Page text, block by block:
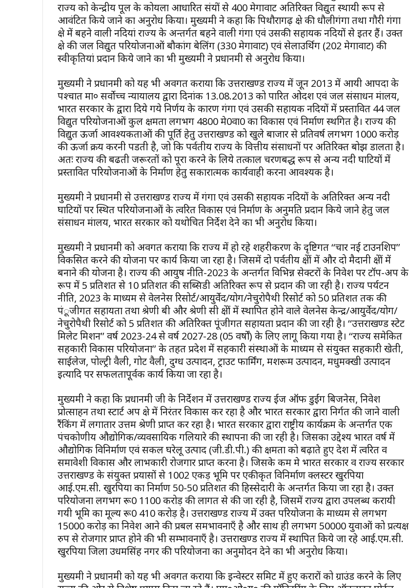
राज्य को केन्द्रीय पूल के कोयला आधारित संयंत्रों से 400 मेगावाट अतिरिक्त विद्युत स्थायी रूप से
आवंटित किये जाने का अनुरोध किया। मुख्यमंत्री ने कहा कि पिथौरागढ़ क्षेत्र की धौलीगंगा तथा गौरी गंगा
क्षेत्र में बहने वाली नदियां राज्य के अन्तर्गत बहने वाली गंगा एवं उसकी सहायक नदियों से इतर हैं। उक्त
क्षेत्र की जल विद्युत परियोजनाओं बौकांग बेलिंग (330 मेगावाट) एवं सेलाउर्थिग (202 मेगावाट) की
स्वीकृतियां प्रदान किये जाने का भी मुख्यमंत्री ने प्रधानमंत्री से अनुरोध किया।
मुख्यमंत्री ने प्रधानमंत्री को यह भी अवगत कराया कि उत्तराखण्ड राज्य में जून 2013 में आयी आपदा के
पश्चात मा० सर्वाेच्च न्यायालय द्वारा दिनांक 13.08.2013 को पारित ओदश एवं जल संसाधन मंत्रालय,
भारत सरकार के द्वारा दिये गये निर्णय के कारण गंगा एवं उसकी सहायक नदियों में प्रस्तावित 44 जल
विद्युत परियोजनाओं कुल क्षमता लगभग 4800 मे0वा0 का विकास एवं निर्माण स्थगित है। राज्य की
विद्युत ऊर्जा आवश्यकताओं की पूर्ति हेतु उत्तराखण्ड को खुले बाजार से प्रतिवर्ष लगभग 1000 करोड़
की ऊर्जा क्रय करनी पडती है, जो कि पर्वतीय राज्य के वित्तीय संसाधनों पर अतिरिक्त बोझ डालता है।
अतः राज्य की बढती जरूरतों को पूरा करने के लिये तत्काल चरणबद्ध रूप से अन्य नदी घाटियों में
प्रस्तावित परियोजनाओं के निर्माण हेतु सकारात्मक कार्यवाही करना आवश्यक है।
मुख्यमंत्री ने प्रधानमंत्री से उत्तराखण्ड राज्य में गंगा एवं उसकी सहायक नदियों के अतिरिक्त अन्य नदी
घाटियों पर स्थित परियोजनाओं के त्वरित विकास एवं निर्माण के अनुमति प्रदान किये जाने हेतु जल
संसाधन मंत्रालय, भारत सरकार को यथोचित निर्देश देने का भी अनुरोध किया।
मुख्यमंत्री ने प्रधानमंत्री को अवगत कराया कि राज्य में हो रहे शहरीकरण के दृष्टिगत ‘‘चार नई टाउनशिप’’
विकसित करने की योजना पर कार्य किया जा रहा है। जिसमें दो पर्वतीय क्षेत्रों में और दो मैदानी क्षेत्रों में
बनाने की योजना है। राज्य की आयुष नीति-2023 के अन्तर्गत विभिन्न सेक्टरों के निवेश पर टॉप-अप के
रूप में 5 प्रतिशत से 10 प्रतिशत की सब्सिडी अतिरिक्त रूप से प्रदान की जा रही है। राज्य पर्यटन
नीति, 2023 के माध्यम से वेलनेस रिसोर्ट/आयुर्वेद/योग/नेचुरोपैथी रिसोर्ट को 50 प्रतिशत तक की
पंूजीगत सहायता तथा श्रेणी बी और श्रेणी सी क्षेत्रों में स्थापित होने वाले वेलनेस केन्द्र/आयुर्वेद/योग/
नेचुरोपैथी रिसोर्ट को 5 प्रतिशत की अतिरिक्त पूंजीगत सहायता प्रदान की जा रही है। ‘‘उत्तराखण्ड स्टेट
मिलेट मिशन’’ वर्ष 2023-24 से वर्ष 2027-28 (05 वर्षों) के लिए लागू किया गया है। ‘‘राज्य समेकित
सहकारी विकास परियोजना’’ के तहत प्रदेश में सहकारी संस्थाओं के माध्यम से संयुक्त सहकारी खेती,
साईलेज, पोल्ट्री वैली, गोट वैली, दुग्ध उत्पादन, ट्राउट फार्मिंग, मशरूम उत्पादन, मधुमक्खी उत्पादन
इत्यादि पर सफलतापूर्वक कार्य किया जा रहा है।
मुख्यमंत्री ने कहा कि प्रधानमंत्री जी के निर्देशन में उत्तराखण्ड राज्य ईज ऑफ डुईंग बिजनेस, निवेश
प्रोत्साहन तथा स्टार्ट अप क्षेत्र में निरंतर विकास कर रहा है और भारत सरकार द्वारा निर्गत की जाने वाली
रैंकिंग में लगातार उत्तम श्रेणी प्राप्त कर रहा है। भारत सरकार द्वारा राष्ट्रीय कार्यक्रम के अन्तर्गत एक
पंचकोणीय औद्योगिक/व्यवसायिक गलियारे की स्थापना की जा रही है। जिसका उद्देश्य भारत वर्ष में
औद्योगिक विनिर्माण एवं सकल घरेलू उत्पाद (जी.डी.पी.) की क्षमता को बढ़ाते हुए देश में त्वरित व
समावेशी विकास और लाभकारी रोजगार प्राप्त करना है। जिसके कम मे भारत सरकार व राज्य सरकार
उत्तराखण्ड के संयुक्त प्रयासों से 1002 एकड़ भूमि पर एकीकृत विनिर्माण क्लस्टर खुरपिया
आई.एम.सी. खुरपिया का निर्माण 50-50 प्रतिशत की हिस्सेदारी के अन्तर्गत किया जा रहा है। उक्त
परियोजना लगभग रू0 1100 करोड़ की लागत से की जा रही है, जिसमें राज्य द्वारा उपलब्ध करायी
गयी भूमि का मूल्य रू0 410 करोड़ है। उत्तराखण्ड राज्य में उक्त परियोजना के माध्यम से लगभग
₹15000 करोड़ का निवेश आने की प्रबल समभावनाएँ है और साथ ही लगभग 50000 युवाओं को प्रत्यक्ष
रुप से रोजगार प्राप्त होने की भी सम्भावनाएँ है। उत्तराखण्ड राज्य में स्थापित किये जा रहे आई.एम.सी.
खुरपिया जिला उधमसिंह नगर की परियोजना का अनुमोदन देने का भी अनुरोध किया।
मुख्यमंत्री ने प्रधानमंत्री को यह भी अवगत कराया कि इन्वेस्टर समिट में हुए करारों को ग्राउंड करने के लिए